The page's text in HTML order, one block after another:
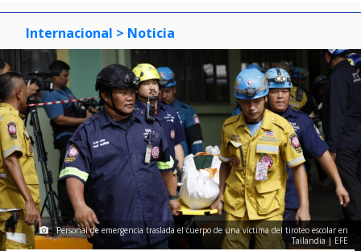
Internacional > Noticia
Personal de emergencia traslada el cuerpo de una víctima del tiroteo escolar en
Tailandia | EFE